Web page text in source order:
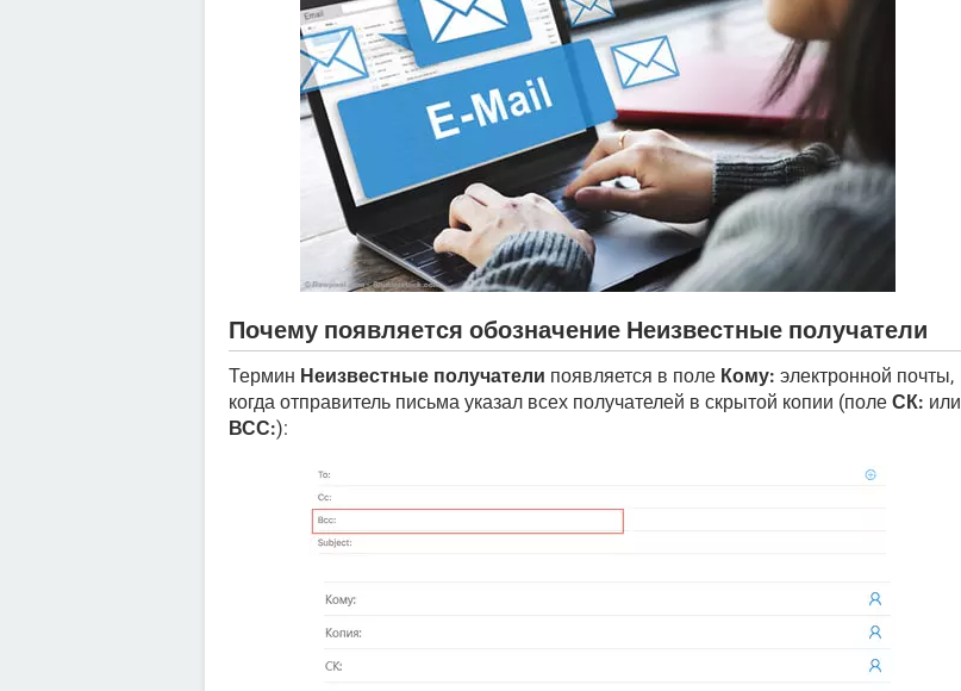
Почему появляется обозначение Неизвестные получатели
Термин Неизвестные получатели появляется в поле Кому: электронной почты,
когда отправитель письма указал всех получателей в скрытой копии (поле СК: или
ВСС:):